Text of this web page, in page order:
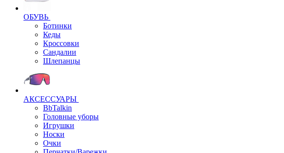
ОБУВЬ
Ботинки
Кеды
Кроссовки
Сандалии
Шлепанцы
АКСЕССУАРЫ
BbTalkin
Головные уборы
Игрушки
Носки
Очки